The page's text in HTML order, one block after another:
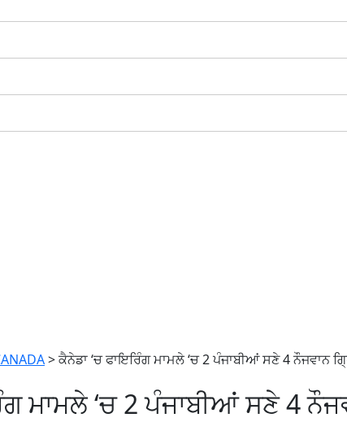
>ਕੈਨੇਡਾ ‘ਚ ਫਾਇਰਿੰਗ ਮਾਮਲੇ ‘ਚ 2 ਪੰਜਾਬੀਆਂ ਸਣੇ 4 ਨੌਜਵਾਨ
ਮਾਮਲੇ ‘ਚ 2 ਪੰਜਾਬੀਆਂ ਸਣੇ 4